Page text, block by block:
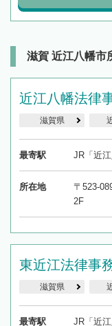
滋賀 近江八幡市
近江八幡法律
滋賀県
最寄駅 JR「近
所在地
〒523-
2F
東近江法律事
滋賀県
最寄駅 JR「近